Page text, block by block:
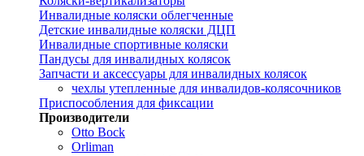
Инвалидные коляски облегченные
Детские инвалидные коляски ДЦП
Инвалидные спортивные коляски
Пандусы для инвалидных колясок
Запчасти и аксессуары для инвалидных колясок
чехлы утепленные для инвалидов-колясочников
Приспособления для фиксации
Производители
Otto Bock
Orliman